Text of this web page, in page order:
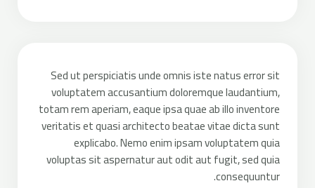
Sed ut perspiciatis unde omnis iste natus error sit
voluptatem accusantium doloremque laudantium,
totam rem aperiam, eaque ipsa quae ab illo inventore
veritatis et quasi architecto beatae vitae dicta sunt
explicabo. Nemo enim ipsam voluptatem quia
voluptas sit aspernatur aut odit aut fugit, sed quia
consequuntur.